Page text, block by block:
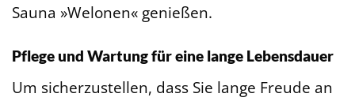
Sauna »Welonen« genießen.
Pflege und Wartung für eine lange Lebensdauer
Um sicherzustellen, dass Sie lange Freude an